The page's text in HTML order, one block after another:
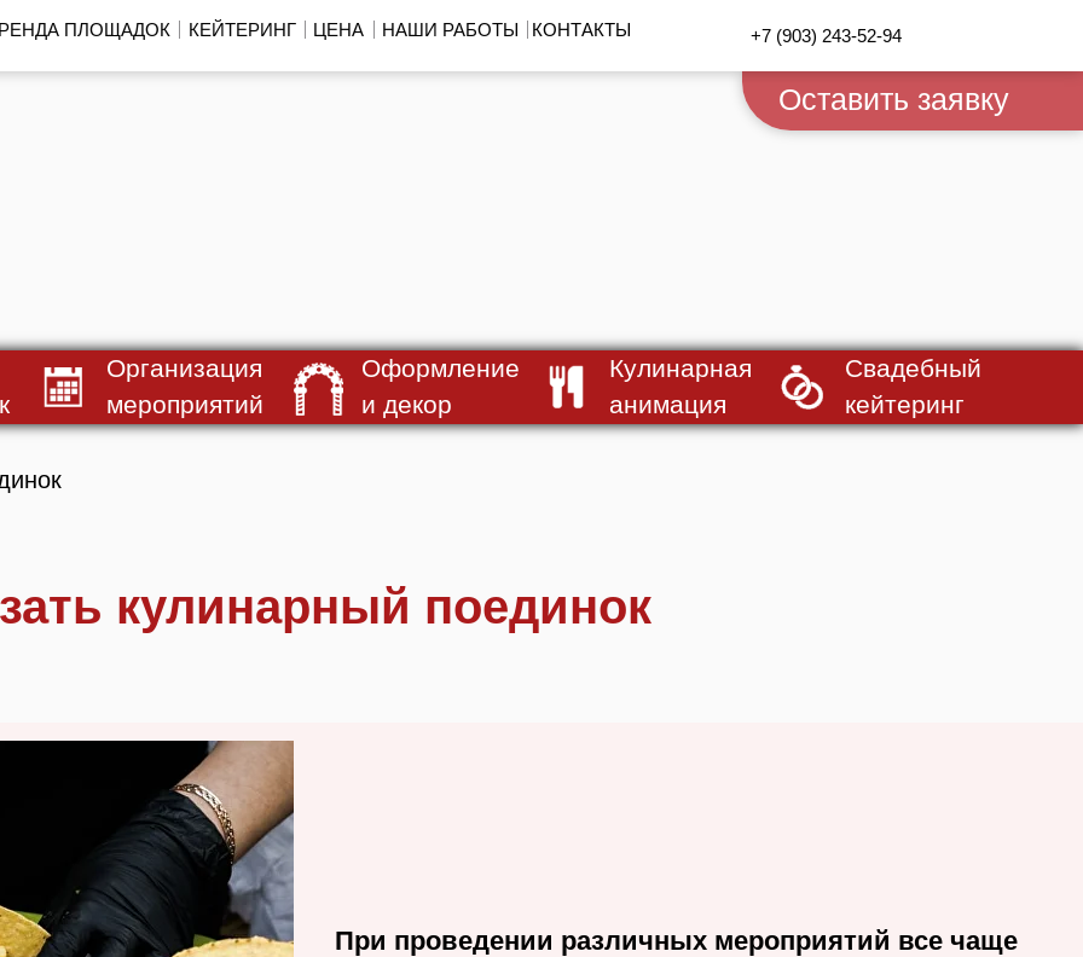
ПЛОЩАДОК КЕЙТЕРИНГ ЦЕНА НАШИ РАБОТЫ КОНТАКТЫ +7 (903) 243-52-94
Оставить заявку
Организация
мероприятий
Оформление
и декор
Кулинарная
анимация
Свадебный
кейтеринг
кулинарный поединок
При проведении различных мероприятий все чаще